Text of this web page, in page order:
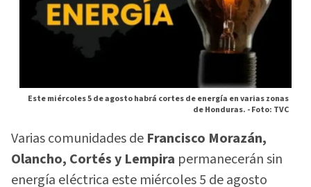
Este miércoles 5 de agosto habrá cortes de energía en varias zonas
de Honduras. -Foto: TVC
Varias comunidades de Francisco Morazán,
Olancho, Cortés y Lempira permanecerán sin
energía eléctrica este miércoles 5 de agosto